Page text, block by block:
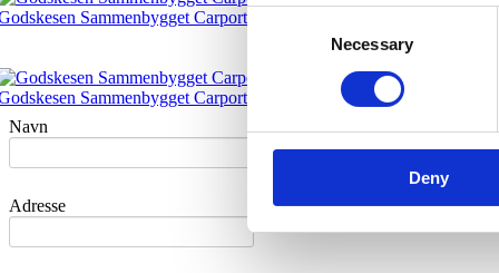
Consent
Necessary
Deny
Sammenbygget Carport 13
Sammenbygget Carport 4
Navn
Adresse